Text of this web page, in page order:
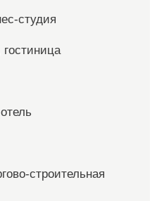
студия
строительная